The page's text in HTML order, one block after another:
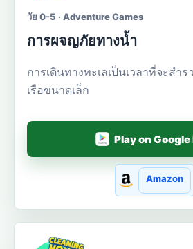
วัย 0-5 · Adventure Games
การผจญภัยทางน้ำ
การเดินทางทะเลเป็นเวลาที่จะสำ
เรือขนาดเล็ก
Play on Google
Amazon